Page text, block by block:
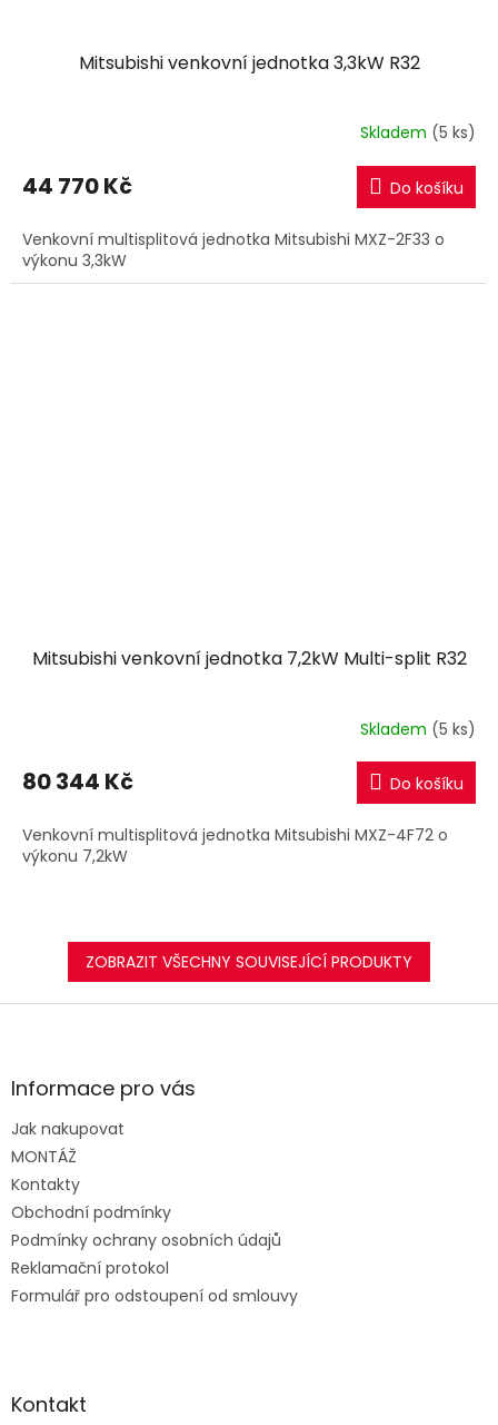
Mitsubishi venkovní jednotka 3,3kW R32
Skladem (5 ks)
44 770 Kč Do košíku
Venkovní multisplitová jednotka Mitsubishi MXZ-2F33 o
výkonu 3,3kW
Mitsubishi venkovní jednotka 7,2kW Multi-split R32
Skladem (5 ks)
80 344 Kč Do košíku
Venkovní multisplitová jednotka Mitsubishi MXZ-4F72 o
výkonu 7,2kW
ZOBRAZIT VŠECHNY SOUVISEJÍCÍ PRODUKTY
Z
aInformace pro vás
Jak nakupovat
MONTÁŽ
Kontakty
Obchodní podmínky
Podmínky ochrany osobních údajů
Reklamační protokol
Formulář pro odstoupení od smlouvy
Kontakt